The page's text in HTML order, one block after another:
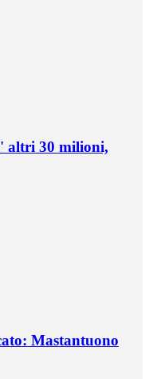
altri 30 milioni,
Mastantuono